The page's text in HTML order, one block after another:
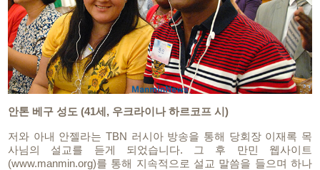
안톤 베구 성도 (41세, 우크라이나 하르코프 시)
저와 아내 안젤라는 TBN 러시아 방송을 통해 당회장 이재록 목
사님의 설교를 듣게 되었습니다. 그 후 만민 웹사이트
(www.manmin.org)를 통해 지속적으로 설교 말씀을 들으며 하나